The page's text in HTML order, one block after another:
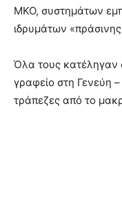
ΜΚΟ, συστημάτων
ιδρυμάτων
Όλα τους κατέληγαν
γραφείο στη Γενεύη –
τράπεζες από το